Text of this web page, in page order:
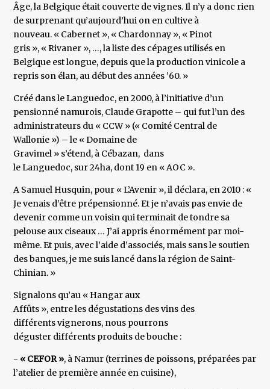
Âge, la Belgique était couverte de vignes. Il n’y a donc rien
de surprenant qu’aujourd’hui on en cultive à
nouveau. « Cabernet », « Chardonnay », « Pinot
gris », « Rivaner », …, la liste des cépages utilisés en
Belgique est longue, depuis que la production vinicole a
repris son élan, au début des années ’60. »
Créé dans le Languedoc, en 2000, à l’initiative d’un
pensionné namurois, Claude Grapotte – qui fut l’un des
administrateurs du « CCW » (« Comité Central de
Wallonie ») – le « Domaine de
Gravimel » s’étend, à Cébazan, dans
le Languedoc, sur 24ha, dont 19 en « AOC ».
A Samuel Husquin, pour « L’Avenir », il déclara, en 2010 : «
Je venais d’être prépensionné. Et je n’avais pas envie de
devenir comme un voisin qui terminait de tondre sa
pelouse aux ciseaux … J’ai appris énormément par moi-
même. Et puis, avec l’aide d’associés, mais sans le soutien
des banques, je me suis lancé dans la région de Saint-
Chinian. »
Signalons qu’au « Hangar aux
Affûts », entre les dégustations des vins des
différents vignerons, nous pourrons
déguster différents produits de bouche :
- « CEFOR », à Namur (terrines de poissons, préparées par
l’atelier de première année en cuisine),